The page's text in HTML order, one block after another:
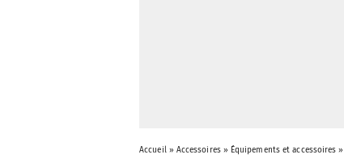
Accueil» Accessoires» Équipements et accessoires